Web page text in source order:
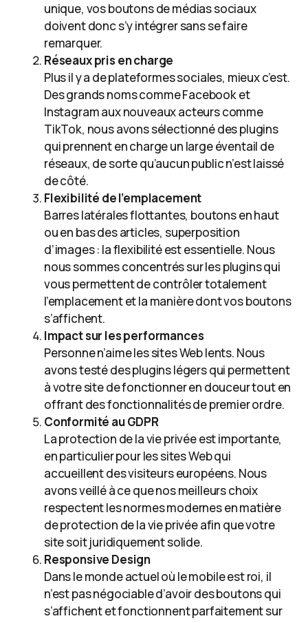
unique, vos boutons de médias sociaux
doivent donc s’y intégrer sans se faire
remarquer.
Réseaux pris en charge
Plus il y a de plateformes sociales, mieux c’est.
Des grands noms comme Facebook et
Instagram aux nouveaux acteurs comme
TikTok, nous avons sélectionné des plugins
qui prennent en charge un large éventail de
réseaux, de sorte qu’aucun public n’est laissé
de côté.
Flexibilité de l’emplacement
Barres latérales flottantes, boutons en haut
ou en bas des articles, superposition
d’images : la flexibilité est essentielle. Nous
nous sommes concentrés sur les plugins qui
vous permettent de contrôler totalement
l’emplacement et la manière dont vos boutons
s’affichent.
Impact sur les performances
Personne n’aime les sites Web lents. Nous
avons testé des plugins légers qui permettent
à votre site de fonctionner en douceur tout en
offrant des fonctionnalités de premier ordre.
Conformité au GDPR
La protection de la vie privée est importante,
en particulier pour les sites Web qui
accueillent des visiteurs européens. Nous
avons veillé à ce que nos meilleurs choix
respectent les normes modernes en matière
de protection de la vie privée afin que votre
site soit juridiquement solide.
Responsive Design
Dans le monde actuel où le mobile est roi, il
n’est pas négociable d’avoir des boutons qui
s’affichent et fonctionnent parfaitement sur